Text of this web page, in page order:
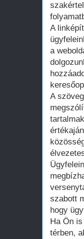
A
a
A
szabott
hogy
Ha Ön
térben,